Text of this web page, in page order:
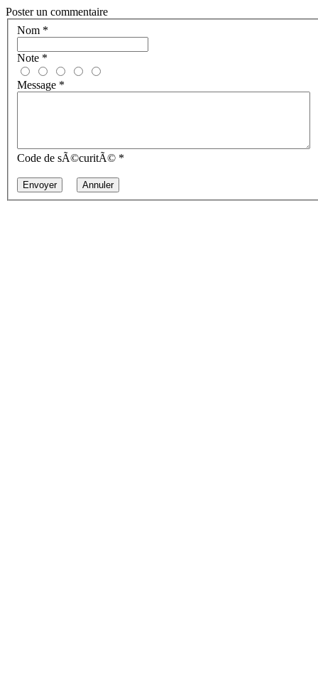
Poster un commentaire
Nom *
Note *
Message *
Code de sÃ©curitÃ© *